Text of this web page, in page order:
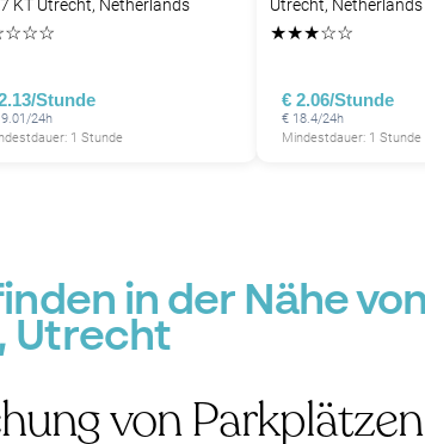
KT Utrecht, Netherlands
☆☆☆
Stunde
24h
1 Stunde
Utrecht, Netherlands
★★★☆☆
€ 2.06/Stunde
€ 18.4/24h
Mindestdauer: 1 Stunde
in der Nähe
Utrecht
von